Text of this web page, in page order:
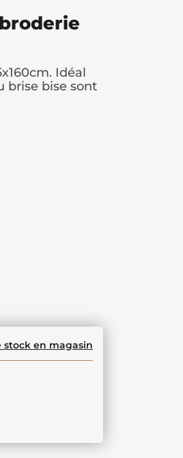
Idéal
brise bise sont
stock en magasin